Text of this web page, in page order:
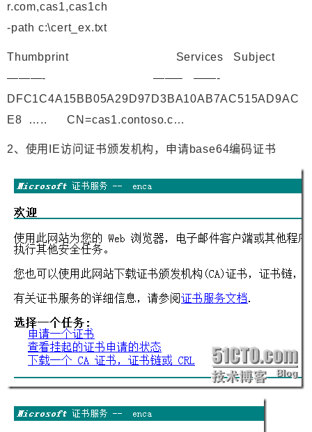
r.com,cas1,cas1ch
-path c:\cert_ex.txt
Thumbprint Services Subject
———- ——– ——-
DFC1C4A15BB05A29D97D3BA10AB7AC515AD9AC
E8 ….. CN=cas1.contoso.c…
2、使用IE访问证书颁发机构，申请base64编码证书